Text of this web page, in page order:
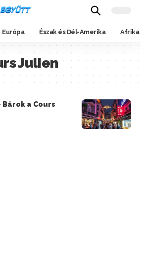
Európa Észak és Dél-Amerika Afrika
Julien
Bárok a Cours